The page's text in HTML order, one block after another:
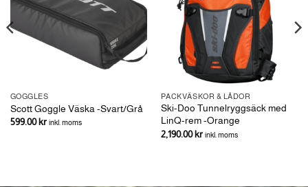
GOGGLES
Scott Goggle Väska -Svart/Grå
599.00kr inkl. moms
PACKVÄSKOR & LÅDOR
Ski-Doo Tunnelryggsäck med
LinQ-rem -Orange
2,190.00kr inkl. moms